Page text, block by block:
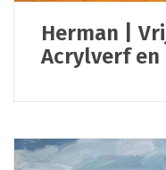
Herman |
Acrylverf